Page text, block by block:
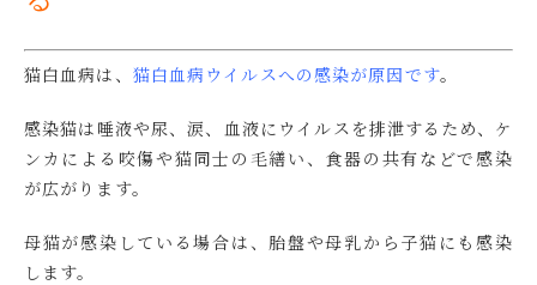
猫白血病は、 猫白血病ウイルスへの感染が原因です。
感染猫は唾液や尿、涙、血液にウイルスを排泄するため、ケ
ンカによる咬傷や猫同士の毛繕い、食器の共有などで感染
が広がります。
母猫が感染している場合は、胎盤や母乳から子猫にも感染
します。